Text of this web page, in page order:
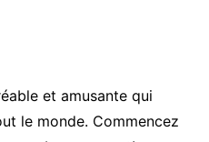
et amusante qui
le monde. Commencez